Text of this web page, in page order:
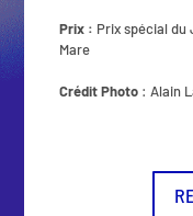
Prix : Prix spécial du
Mare
Crédit Photo : Alain